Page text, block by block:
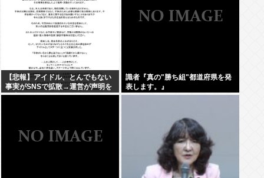
【悲報】アイドル、とんでもない
事実がSNSで拡散→運営が声明を
発表www
識者『真の"勝ち組"都道府県を発
表します。』